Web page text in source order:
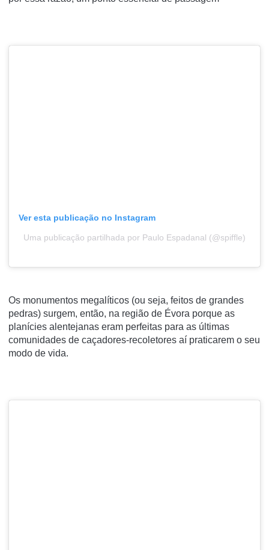
Ver esta publicação no Instagram
Uma publicação partilhada por Paulo Espadanal (@spiffle)
Os monumentos megalíticos (ou seja, feitos de grandes
pedras) surgem, então, na região de Évora porque as
planícies alentejanas eram perfeitas para as últimas
comunidades de caçadores-recoletores aí praticarem o seu
modo de vida.